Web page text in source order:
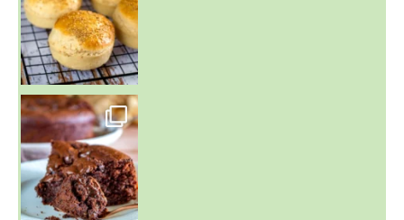
~ GÂTEAU FONDANT CHOCO NOISETTE ~
C'est lundi